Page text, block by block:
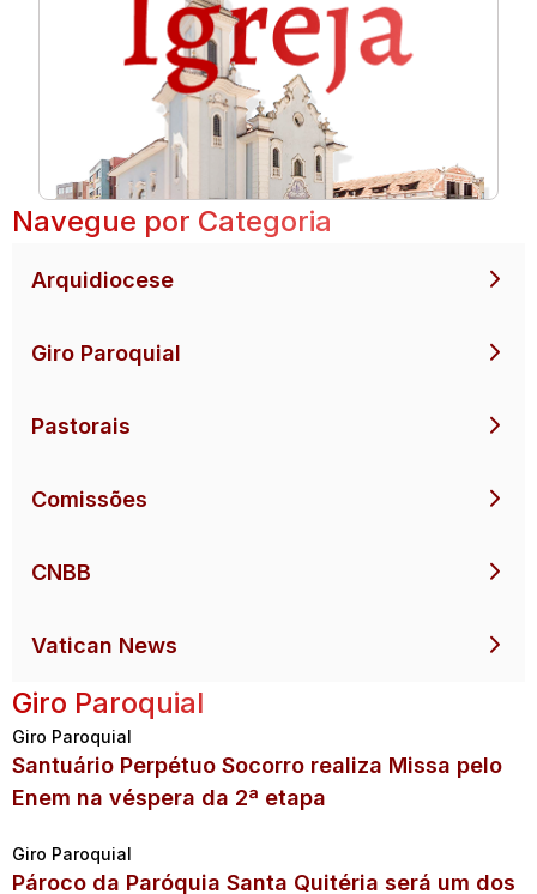
Navegue por Categoria
Arquidiocese
Giro Paroquial
Pastorais
Comissões
CNBB
Vatican News
Giro Paroquial
Giro Paroquial
Santuário Perpétuo Socorro realiza Missa pelo
Enem na véspera da 2ª etapa
Giro Paroquial
Pároco da Paróquia Santa Quitéria será um dos